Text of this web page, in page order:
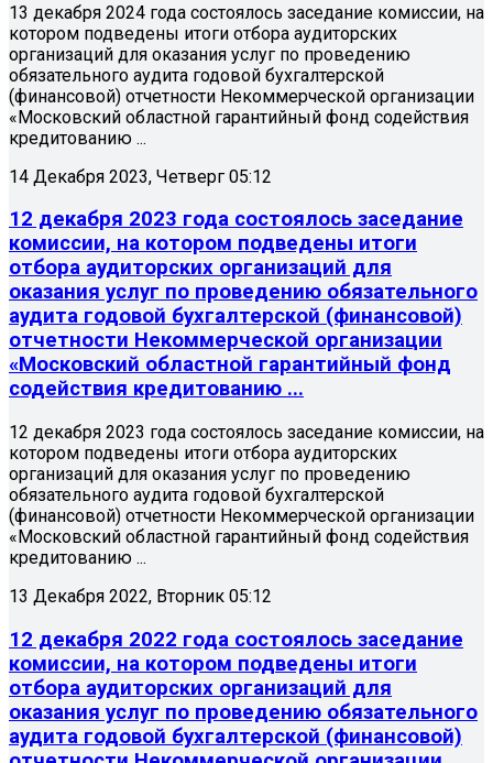
13 декабря 2024 года состоялось заседание комиссии, на
котором подведены итоги отбора аудиторских
организаций для оказания услуг по проведению
обязательного аудита годовой бухгалтерской
(финансовой) отчетности Некоммерческой организации
«Московский областной гарантийный фонд содействия
кредитованию ...
14 Декабря 2023, Четверг 05:12
12 декабря 2023 года состоялось заседание
комиссии, на котором подведены итоги
отбора аудиторских организаций для
оказания услуг по проведению обязательного
аудита годовой бухгалтерской (финансовой)
отчетности Некоммерческой организации
«Московский областной гарантийный фонд
содействия кредитованию ...
12 декабря 2023 года состоялось заседание комиссии, на
котором подведены итоги отбора аудиторских
организаций для оказания услуг по проведению
обязательного аудита годовой бухгалтерской
(финансовой) отчетности Некоммерческой организации
«Московский областной гарантийный фонд содействия
кредитованию ...
13 Декабря 2022, Вторник 05:12
12 декабря 2022 года состоялось заседание
комиссии, на котором подведены итоги
отбора аудиторских организаций для
оказания услуг по проведению обязательного
аудита годовой бухгалтерской (финансовой)